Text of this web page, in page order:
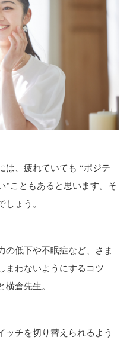
は、疲れていても “ポジテ
”こともあると思います。そ
しょう。
の低下や不眠症など、さま
まわないようにするコツ
横倉先生。
ッチを切り替えられるよう